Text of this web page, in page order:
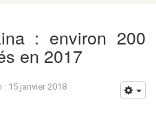
: environ 200
en 2017
: 15 janvier 2018